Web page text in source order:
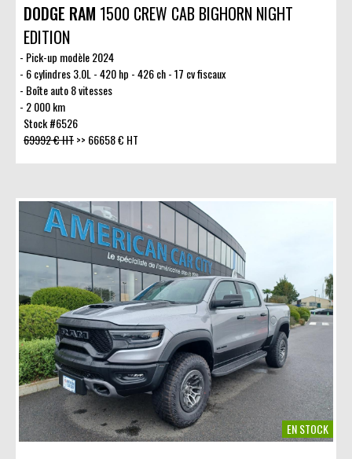
DODGE RAM 1500 CREW CAB BIGHORN NIGHT
EDITION
Pick-up modèle 2024
6 cylindres 3.0L - 420 hp - 426 ch - 17 cv fiscaux
Boîte auto 8 vitesses
2 000 km
Stock #6526
69992 € HT>> 66658 € HT
EN STOCK